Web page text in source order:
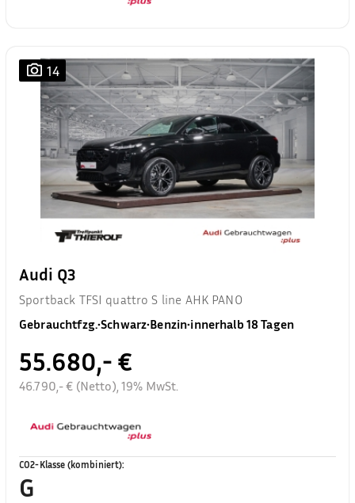
14
Audi Q3
Sportback TFSI quattro S line AHK PANO
Gebrauchtfzg.•Schwarz•Benzin•innerhalb 18 Tagen
55.680,- €
46.790,- € (Netto), 19% MwSt.
CO2-Klasse (kombiniert):
G